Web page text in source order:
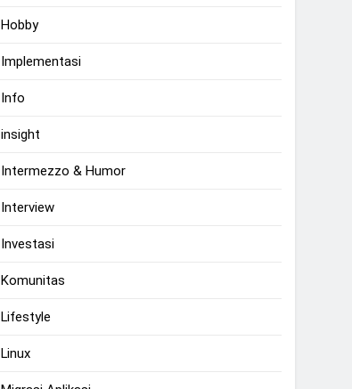
Hobby
Implementasi
Info
insight
Intermezzo & Humor
Interview
Investasi
Komunitas
Lifestyle
Linux